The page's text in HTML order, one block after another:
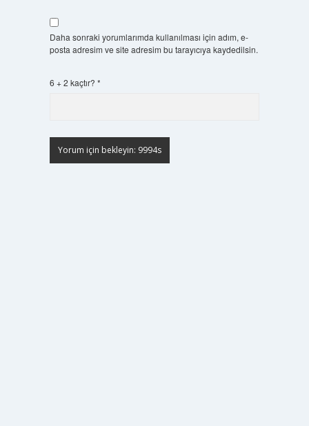
Daha sonraki yorumlarımda kullanılması için adım, e-
posta adresim ve site adresim bu tarayıcıya kaydedilsin.
6 + 2 kaçtır? *